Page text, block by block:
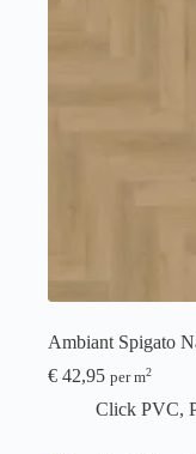
Ambiant Spigato
€ 42,95 per m2
Click PVC,